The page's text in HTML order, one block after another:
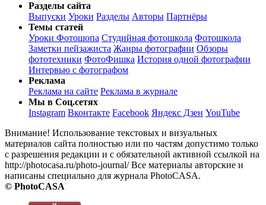
Разделы сайта
Выпуски Уроки Разделы Авторы Партнёры
Темы статей
Уроки Фотошопа Студийная фотошкола Фотошкола
Заметки пейзажиста Жанры фотографии Обзоры
фототехники ФотоФишка История одной фотографии
Интервью с фотографом
Реклама
Реклама на сайте Реклама в журнале
Мы в Соц.сетях
Instagram Вконтакте Facebook Яндекс Дзен YouTube
Внимание! Использование текстовых и визуальных
материалов сайта полностью или по частям допустимо только
с разрешения редакции и с обязательной активной ссылкой на
http://photocasa.ru/photo-journal/ Все материалы авторские и
написаны специально для журнала PhotoCASA.
© PhotoCASA